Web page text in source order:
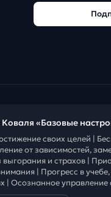
«Базовые
своих целей |
от зависимостей,
и страхов |
| Прогресс в
| Осознанное